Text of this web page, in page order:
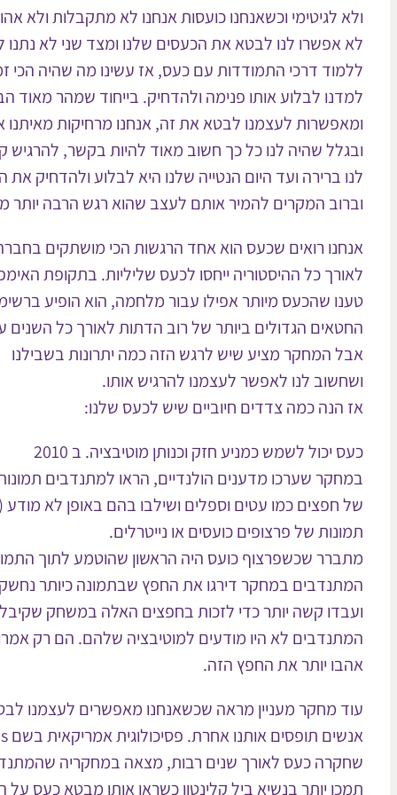
ולא לגיטימי וכשאנחנו כועסות אנחנו לא מתקבלות ולא
לא אפשרו לנו לבטא את הכעסים שלנו ומצד שני לא נתנו
ללמוד דרכי התמודדות עם כעס, אז עשינו מה שהיה הכי
למדנו לבלוע אותו פנימה ולהדחיק. בייחוד שמהר מאוד
ומאפשרות לעצמנו לבטא את זה, אנחנו מרחיקות מאיתנו
ובגלל שהיה לנו כל כך חשוב מאוד להיות בקשר, להרגיש
לנו ברירה ועד היום הנטייה שלנו היא לבלוע ולהדחיק את
וברוב המקרים להמיר אותם לעצב שהוא רגש הרבה יותר
אנחנו רואים שכעס הוא אחד הרגשות הכי מושתקים
לאורך כל ההיסטוריה ייחסו לכעס שליליות. בתקופת
טענו שהכעס מיותר אפילו עבור מלחמה, הוא הופיע
החטאים הגדולים ביותר של רוב הדתות לאורך כל השנים
אבל המחקר מציע שיש לרגש הזה כמה יתרונות בשבילנו
ושחשוב לנו לאפשר לעצמנו להרגיש אותו.
אז הנה כמה צדדים חיוביים שיש לכעס שלנו:
כעס יכול לשמש כמניע חזק וכנותן מוטיבציה. ב 2010
במחקר שערכו מדענים הולנדיים, הראו למתנדבים
של חפצים כמו עטים וספלים ושילבו בהם באופן לא מודע
תמונות של פרצופים כועסים או נייטרלים.
מתברר שכשפרצוף כועס היה הראשון שהוטמע לתוך
המתנדבים במחקר דירגו את החפץ שבתמונה כיותר
ועבדו קשה יותר כדי לזכות בחפצים האלה במשחק
המתנדבים לא היו מודעים למוטיבציה שלהם. הם רק
אהבו יותר את החפץ הזה.
עוד מחקר מעניין מראה שכשאנחנו מאפשרים לעצמנו
אנשים תופסים אותנו אחרת. פסיכולוגית אמריקאית בשם Larissa Z. Tiedens
שחקרה כעס לאורך שנים רבות, מצאה במחקריה
תמכו יותר בנשיא ביל קלינטון כשראו אותו מבטא כעס